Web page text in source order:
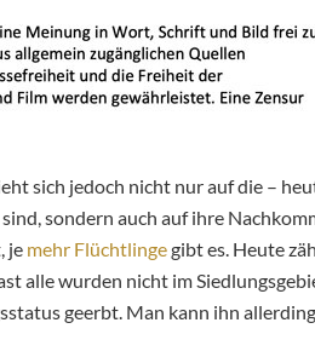
sich jedoch nicht nur auf die –
sondern auch auf ihre
je mehr Flüchtlingegibt es. Heute
alle wurden nicht im
geerbt. Man kann ihn